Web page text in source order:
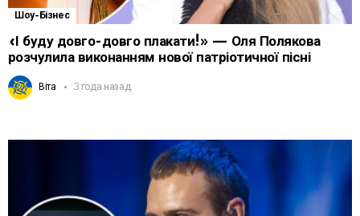
Шоу-Бізнес
«І буду довго-довго плакати!» — Оля Полякова
розчулила виконанням нової патріотичної пісні
Віта 3 года назад